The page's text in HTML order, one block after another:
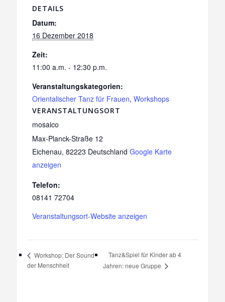
DETAILS
Datum:
16 Dezember 2018
Zeit:
11:00 a.m. - 12:30 p.m.
Veranstaltungskategorien:
Orientalischer Tanz für Frauen, Workshops
VERANSTALTUNGSORT
mosaico
Max-Planck-Straße 12
Eichenau, 82223 Deutschland Google Karte
anzeigen
Telefon:
08141 72704
Veranstaltungsort-Website anzeigen
Workshop: Der Sound
der Menschheit
Tanz&Spiel für Kinder ab 4
Jahren: neue Gruppe